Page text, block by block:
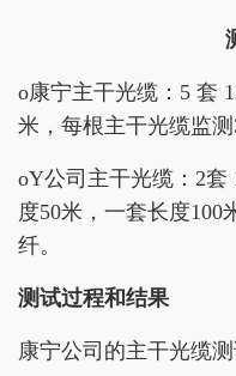
o康宁主干光缆：5 套
米，每根主干光缆监测
oY公司主干光缆：2套
度50米，一套长度100
纤。
测试过程和结果
康宁公司的主干光缆